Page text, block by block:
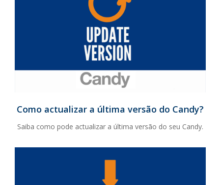
Como actualizar a última versão do Candy?
Saiba como pode actualizar a última versão do seu Candy.